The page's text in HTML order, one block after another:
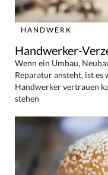
HANDWERK
Handwerker-
Wenn ein Umbau,
Reparatur ansteht, ist es
Handwerker vertrauen
stehen